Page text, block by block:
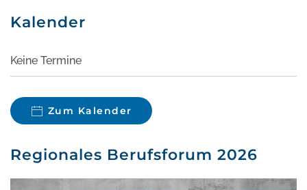
Kalender
Keine Termine
Zum Kalender
Regionales Berufsforum 2026